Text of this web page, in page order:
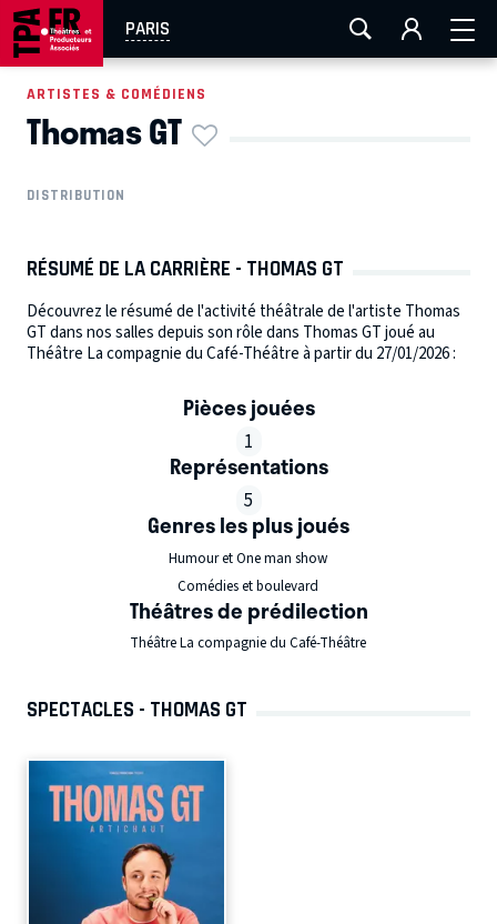
PARIS
AIX-MARSEILLE LA ROCHELLE
EN TOURNÉE
ARTISTES & COMÉDIENS
Thomas GT
DISTRIBUTION
RÉSUMÉ DE LA CARRIÈRE - THOMAS GT
Découvrez le résumé de l'activité théâtrale de l'artiste Thomas
GT dans nos salles depuis son rôle dans Thomas GT joué au
Théâtre La compagnie du Café-Théâtre à partir du 27/01/2026 :
Pièces jouées
1
Représentations
5
Genres les plus joués
Humour et One man show
Comédies et boulevard
Théâtres de prédilection
Théâtre La compagnie du Café-Théâtre
SPECTACLES - THOMAS GT